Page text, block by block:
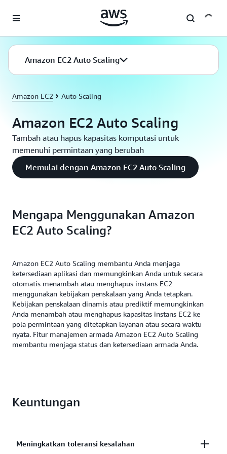
Amazon EC2 Auto Scaling
Amazon EC2 Auto Scaling
Amazon EC2 Auto Scaling
Tambah atau hapus kapasitas komputasi untuk
memenuhi permintaan yang berubah
Memulai dengan Amazon EC2 Auto Scaling
Mengapa Menggunakan Amazon
EC2 Auto Scaling?
Amazon EC2 Auto Scaling membantu Anda menjaga
ketersediaan aplikasi dan memungkinkan Anda untuk secara
otomatis menambah atau menghapus instans EC2
menggunakan kebijakan penskalaan yang Anda tetapkan.
Kebijakan penskalaan dinamis atau prediktif memungkinkan
Anda menambah atau menghapus kapasitas instans EC2 ke
pola permintaan yang ditetapkan layanan atau secara waktu
nyata. Fitur manajemen armada Amazon EC2 Auto Scaling
membantu menjaga status dan ketersediaan armada Anda.
Keuntungan
Meningkatkan toleransi kesalahan